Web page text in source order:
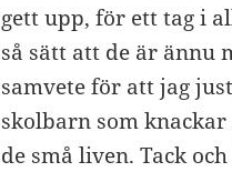
gett upp, för ett tag i
så sätt att de är ännu
samvete för att jag
skolbarn som
de små liven. Tack